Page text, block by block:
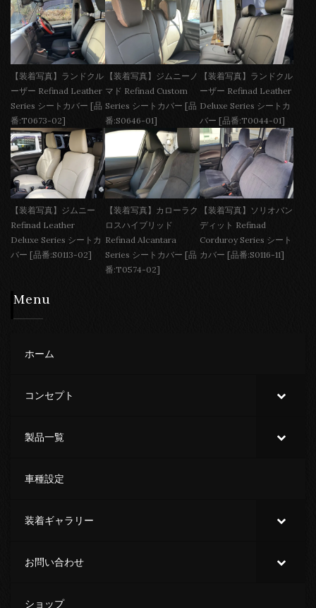
【装着写真】ランドクル
ーザー Refinad Leather
Series シートカバー [品
番:T0673-02]
【装着写真】ジムニーノ
マド Refinad Custom
Series シートカバー [品
番:S0646-01]
【装着写真】ランドクル
ーザー Refinad Leather
Deluxe Series シートカ
バー [品番:T0044-01]
【装着写真】ジムニー
Refinad Leather
Deluxe Series シートカ
バー [品番:S0113-02]
【装着写真】カローラク
ロスハイブリッド
Refinad Alcantara
Series シートカバー [品
番:T0574-02]
【装着写真】ソリオバン
ディット Refinad
Corduroy Series シート
カバー [品番:S0116-11]
Menu
ホーム
コンセプト
製品一覧
車種設定
装着ギャラリー
お問い合わせ
ショップ